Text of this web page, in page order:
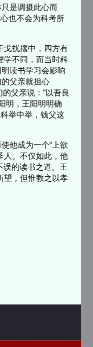
是调摄此心而
也不会为科考所
扰攘中，四方有
学不同，而当时科
读书学习会影响
父亲就担心
父亲说：“以吾良
明，王阳明明确
举中举，钱父这
他成为一个“上欲
人。不仅如此，他
误的读书之道。王
望，但惟教之以孝